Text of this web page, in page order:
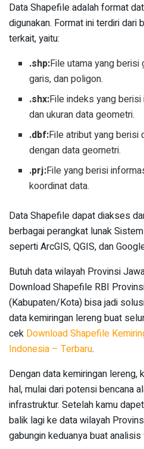
Data Shapefile adalah format
digunakan. Format ini terdiri
terkait, yaitu:
.shp:File utama yang
garis, dan poligon.
.shx:File indeks yang
dan ukuran data geometri.
.dbf:File atribut yang berisi
dengan data geometri.
.prj:File yang berisi
koordinat data.
Data Shapefile dapat diakses
berbagai perangkat lunak
seperti ArcGIS, QGIS, dan
Butuh data wilayah Provinsi
Download Shapefile RBI
(Kabupaten/Kota) bisa jadi
data kemiringan lereng buat
cek Download Shapefile
Indonesia – Terbaru.
Dengan data kemiringan lereng,
hal, mulai dari potensi bencana
infrastruktur. Setelah kamu
balik lagi ke data wilayah
gabungin keduanya buat